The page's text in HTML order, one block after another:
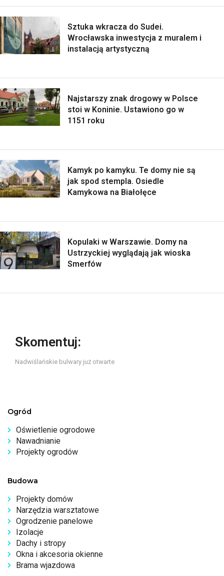
Sztuka wkracza do Sudei.
Wrocławska inwestycja z muralem i
instalacją artystyczną
Najstarszy znak drogowy w Polsce
stoi w Koninie. Ustawiono go w
1151 roku
Kamyk po kamyku. Te domy nie są
jak spod stempla. Osiedle
Kamykowa na Białołęce
Kopulaki w Warszawie. Domy na
Ustrzyckiej wyglądają jak wioska
Smerfów
Skomentuj:
Nadwiślańskie bulwary już otwarte
Ogród
Oświetlenie ogrodowe
Nawadnianie
Projekty ogrodów
Budowa
Projekty domów
Narzędzia warsztatowe
Ogrodzenie panelowe
Izolacje
Dachy i stropy
Okna i akcesoria okienne
Brama wjazdowa